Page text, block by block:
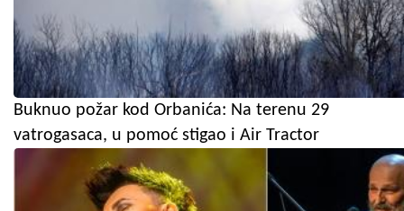
Buknuo požar kod Orbanića: Na terenu 29
vatrogasaca, u pomoć stigao i Air Tractor